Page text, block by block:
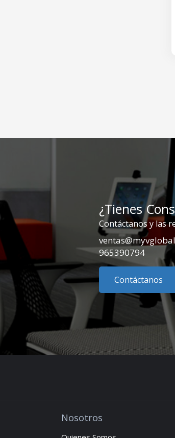
¿Tienes
Contáctanos y las
965390794
Contáctanos
Nosotros